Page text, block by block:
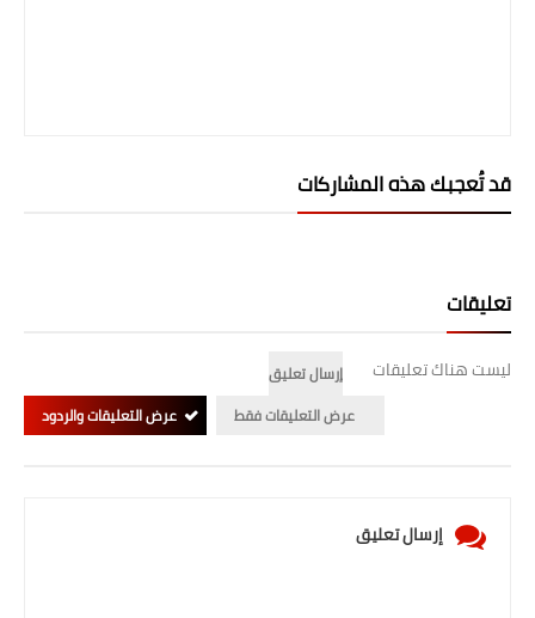
قد تُعجبك هذه المشاركات
تعليقات
ليست هناك تعليقات
إرسال تعليق
عرض التعليقات فقط
عرض التعليقات والردود
إرسال تعليق